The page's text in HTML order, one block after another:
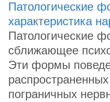
Патологические
характеристика
Патологические
сближающее
Эти формы
пограничных